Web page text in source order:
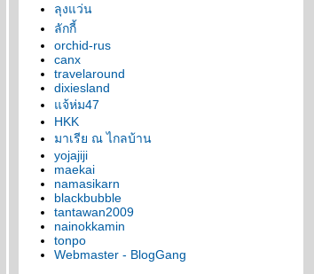
ลุงแว่น
ลักกี้
orchid-rus
canx
travelaround
dixiesland
จ้ห่ม47
HKK
มาเรีย ณ ไกลบ้าน
yojajiji
maekai
namasikarn
blackbubble
tantawan2009
nainokkamin
tonpo
Webmaster - BlogGang